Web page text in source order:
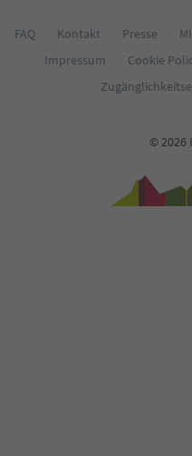
FAQ Kontakt Presse
Impressum
Cookie
© 2026